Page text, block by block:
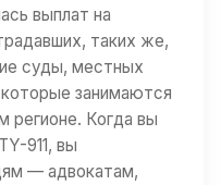
выплат на
таких же,
суды, местных
занимаются
регионе. Когда вы
911, вы
— адвокатам,